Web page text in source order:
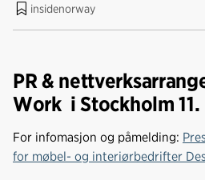
insidenorway
PR &
Work i Stockholm 11.
For infomasjon og påmelding:
for møbel- og interiørbedrifter